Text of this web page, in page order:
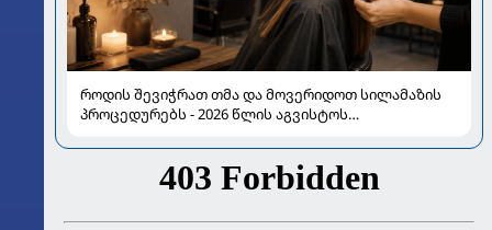
როდის შევიჭრათ თმა და მოვერიდოთ სილამაზის
პროცედურებს - 2026 წლის აგვისტოს